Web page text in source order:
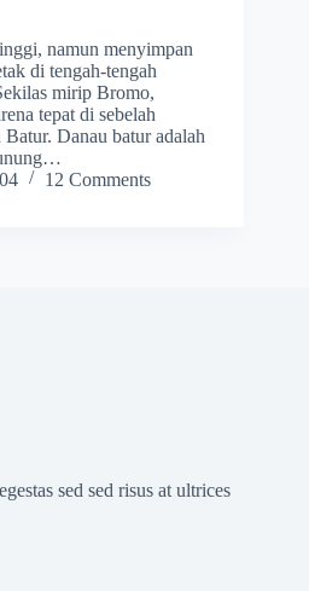
namun menyimpan
di tengah-tengah
mirip Bromo,
tepat di sebelah
Danau batur adalah
12 Comments
sed sed risus at ultrices